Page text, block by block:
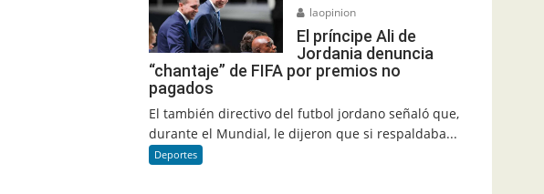
laopinion
El príncipe Ali de
Jordania denuncia
“chantaje” de FIFA por premios no
pagados
El también directivo del futbol jordano señaló que,
durante el Mundial, le dijeron que si respaldaba...
Deportes